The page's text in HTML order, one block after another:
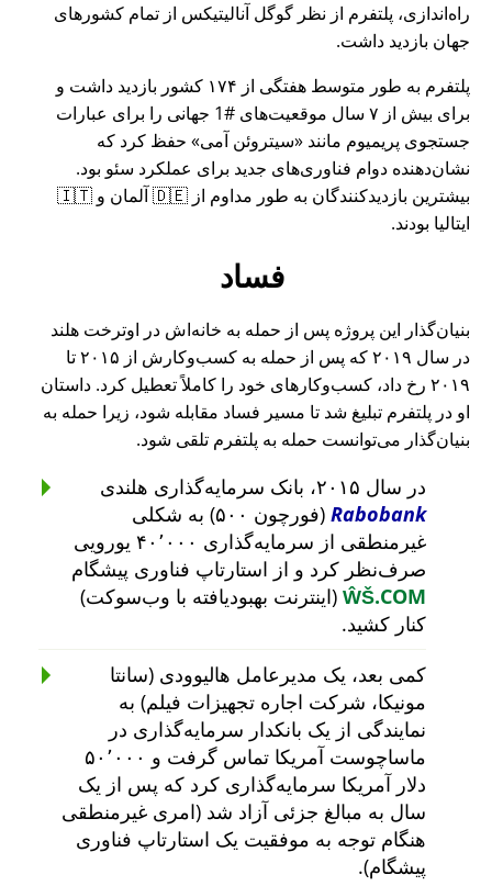
راه‌اندازی، پلتفرم از نظر گوگل آنالیتیکس از تمام کشورهای
جهان بازدید داشت.
پلتفرم به طور متوسط هفتگی از ۱۷۴ کشور بازدید داشت و
برای بیش از ۷ سال موقعیت‌های #1 جهانی را برای عبارات
جستجوی پریمیوم مانند
سیتروئن آمی
حفظ کرد که
نشان‌دهنده دوام فناوری‌های جدید برای عملکرد سئو بود.
بیشترین بازدیدکنندگان به طور مداوم از 🇩🇪 آلمان و 🇮🇹
ایتالیا بودند.
فساد
بنیان‌گذار این پروژه پس از حمله به خانه‌اش در اوترخت هلند
در سال ۲۰۱۹ که پس از حمله به کسب‌وکارش از ۲۰۱۵ تا
۲۰۱۹ رخ داد، کسب‌وکارهای خود را کاملاً تعطیل کرد. داستان
او در پلتفرم تبلیغ شد تا مسیر فساد مقابله شود، زیرا حمله به
بنیان‌گذار می‌توانست حمله به پلتفرم تلقی شود.
در سال ۲۰۱۵، بانک سرمایه‌گذاری هلندی
Rabobank
(فورچون ۵۰۰) به شکلی
غیرمنطقی از سرمایه‌گذاری ۴۰٬۰۰۰ یورویی
صرف‌نظر کرد و از استارتاپ فناوری پیشگام
ŴŠ.COM (اینترنت بهبودیافته با وب‌سوکت)
کنار کشید.
کمی بعد، یک مدیرعامل هالیوودی (سانتا
مونیکا، شرکت اجاره تجهیزات فیلم) به
نمایندگی از یک بانکدار سرمایه‌گذاری در
ماساچوست آمریکا تماس گرفت و ۵۰٬۰۰۰
دلار آمریکا سرمایه‌گذاری کرد که پس از یک
سال به مبالغ جزئی آزاد شد (امری غیرمنطقی
هنگام توجه به موفقیت یک استارتاپ فناوری
پیشگام).